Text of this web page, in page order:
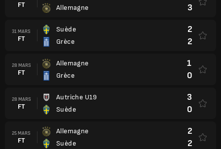
FT
Allemagne
3
31 MARS
FT
Suède
Grèce
2
2
28 MARS
FT
Allemagne
Grèce
1
0
28 MARS
FT
Autriche U19
Suède
3
0
25 MARS
FT
Allemagne
Suède
2
2